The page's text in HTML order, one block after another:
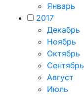
Январь
2017
Декабрь
Ноябрь
Октябрь
Сентябрь
Август
Июль